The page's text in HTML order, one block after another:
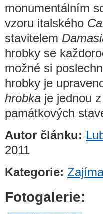
monumentálním
vzoru italského
stavitelem
hrobky se
možné si
hrobky je
hrobka je jednou
památkových
Autor článku:
2011
Kategorie:
Fotogalerie: